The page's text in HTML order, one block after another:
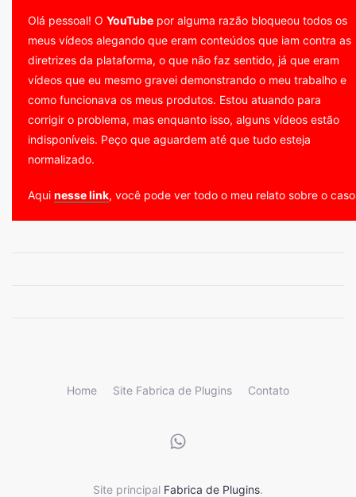
Olá pessoal! O YouTube por alguma razão bloqueou todos os
meus vídeos alegando que eram conteúdos que iam contra as
diretrizes da plataforma, o que não faz sentido, já que eram
vídeos que eu mesmo gravei demonstrando o meu trabalho e
como funcionava os meus produtos. Estou atuando para
corrigir o problema, mas enquanto isso, alguns vídeos estão
indisponíveis. Peço que aguardem até que tudo esteja
normalizado.
Aqui nesse link, você pode ver todo o meu relato sobre o
Home Site Fabrica de Plugins Contato
Site principal Fabrica de Plugins.